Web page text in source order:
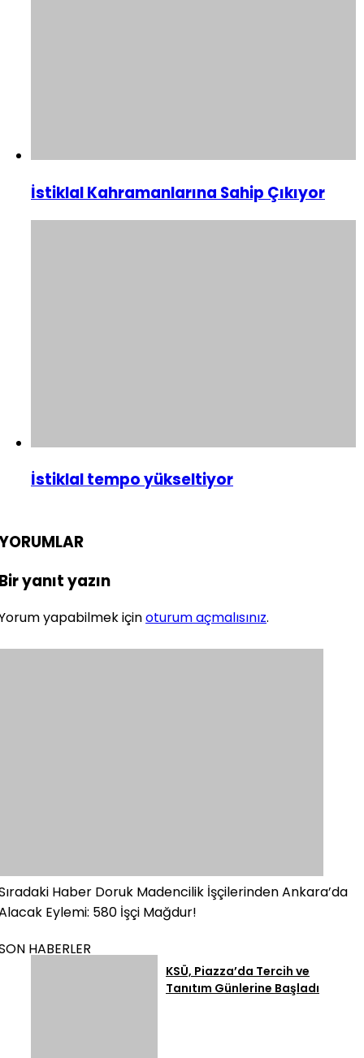
İstiklal Kahramanlarına Sahip Çıkıyor
İstiklal tempo yükseltiyor
yanıt yazın
yapabilmek içinoturum açmalısınız.
Haber Doruk Madencilik İşçilerinden Ankara’da
Eylemi: 580 İşçi Mağdur!
HABERLER
KSÜ, Piazza’da Tercih ve
Tanıtım Günlerine Başladı